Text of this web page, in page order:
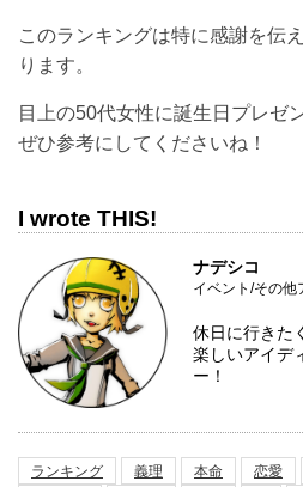
このランキングは特に感謝を伝
ります。
目上の50代女性に誕生日プレゼ
ぜひ参考にしてくださいね！
I wrote THIS!
ナデシコ
イベント/その他
休日に行きた
楽しいアイデ
ー！
ランキング 義理 本命 恋愛